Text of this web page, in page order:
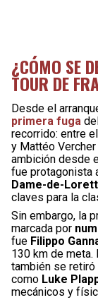
¿CÓMO SE
TOUR DE
Desde el
primera fuga
recorrido: entre
y Mattéo
ambición desde
fue protagonista
Dame-de-
claves para la
Sin embargo, la
marcada por
fue Filippo
130 km de
también se retiró
como Luke
mecánicos y